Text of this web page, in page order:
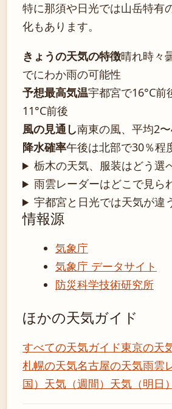
特に那須や日光では山岳特有
化もあります。
きょうの天気の特徴晴れ時々
でにわか雨の可能性
予想最高気温宇都宮で16°C前
11°C前後
風の見通し南東の風、平均2
降水確率午後は北部で30％程
栃木の天気、服装はどう選
雨雲レーダーはどこで見ら
宇都宮と日光では天気が違
情報源
気象庁
気象庁 データサイト
防災科学技術研究所
ほかの天気ガイド
すべての天気ガイド東京の天
札幌の天気名古屋の天気雨雲
国） 天気（週間） 天気（明日）